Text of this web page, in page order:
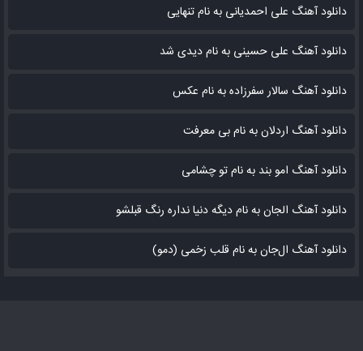
دانلود آهنگ علی احمدیانی به نام تنهایی
دانلود آهنگ علی حسینی به نام دیدی شد
دانلود آهنگ سالار سفرزاده به نام عکس
دانلود آهنگ اردلان به نام بی معرفت
دانلود آهنگ امو بند به نام تو چشامی
دانلود آهنگ الجان به نام دیگه دنیا نداره رنگ قبلشو
دانلود آهنگ ال‌جان به نام قلب زخمی (دمو)